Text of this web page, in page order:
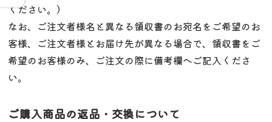
ください。）
なお、ご注文者様名と異なる領収書のお宛名をご希望のお
客様、ご注文者様とお届け先が異なる場合で、領収書をご
希望のお客様のみ、ご注文の際に備考欄へご記入くださ
い。
ご購入商品の返品・交換について